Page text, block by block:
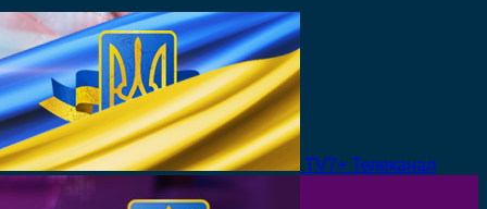
TV7+ Телеканал